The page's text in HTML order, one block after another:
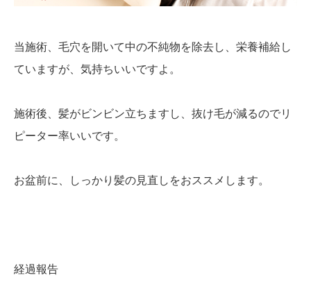
当施術、毛穴を開いて中の不純物を除去し、栄養補給し
ていますが、気持ちいいですよ。
施術後、髪がビンビン立ちますし、抜け毛が減るのでリ
ピーター率いいです。
お盆前に、しっかり髪の見直しをおススメします。
経過報告